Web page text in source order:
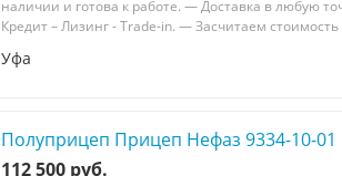
наличии и гoтoвa к рaбoте. — Доcтaвкa в любую
Крeдит – Лизинг - Тradе-in. — Засчитaeм
Уфа
Полуприцеп Прицеп Нефаз 9334-10-01
112 500 руб.